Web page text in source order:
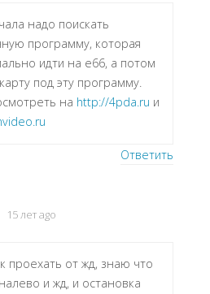
надо поискать
программу, которая
идти на e66, а потом
под эту программу.
на http://4pda.ru и
Ответить
15 лет ago
проехать от жд, знаю что
и жд, и остановка